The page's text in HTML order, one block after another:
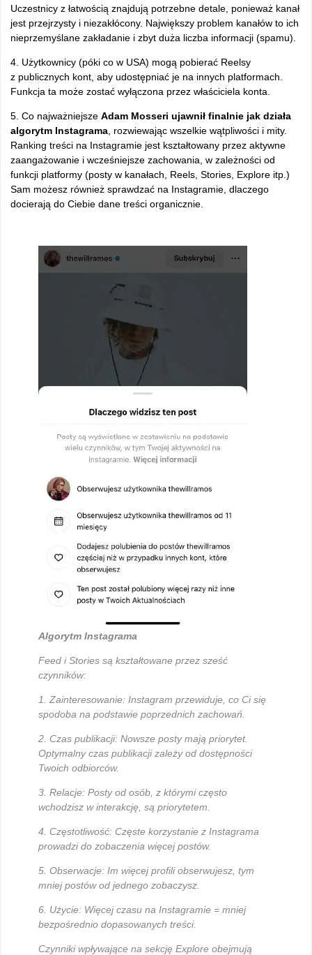
Uczestnicy z łatwością znajdują potrzebne detale, ponieważ kanał
jest przejrzysty i niezakłócony. Największy problem kanałów to ich
nieprzemyślane zakładanie i zbyt duża liczba informacji (spamu).
4. Użytkownicy (póki co w USA) mogą pobierać Reelsy
z publicznych kont, aby udostępniać je na innych platformach.
Funkcja ta może zostać wyłączona przez właściciela konta.
5. Co najważniejsze Adam Mosseri ujawnił finalnie jak działa
algorytm Instagrama , rozwiewając wszelkie wątpliwości i mity.
Ranking treści na Instagramie jest kształtowany przez aktywne
zaangażowanie i wcześniejsze zachowania, w zależności od
funkcji platformy (posty w kanałach, Reels, Stories, Explore itp.)
Sam możesz również sprawdzać na Instagramie, dlaczego
docierają do Ciebie dane treści organicznie.
Algorytm Instagrama
Feed i Stories są kształtowane przez sześć
czynników:
1. Zainteresowanie: Instagram przewiduje, co Ci się
spodoba na podstawie poprzednich zachowań.
2. Czas publikacji: Nowsze posty mają priorytet.
Optymalny czas publikacji zależy od dostępności
Twoich odbiorców.
3. Relacje: Posty od osób, z którymi często
wchodzisz w interakcję, są priorytetem.
4. Częstotliwość: Częste korzystanie z Instagrama
prowadzi do zobaczenia więcej postów.
5. Obserwacje: Im więcej profili obserwujesz, tym
mniej postów od jednego zobaczysz.
6. Użycie: Więcej czasu na Instagramie = mniej
bezpośrednio dopasowanych treści.
Czynniki wpływające na sekcję Explore obejmują